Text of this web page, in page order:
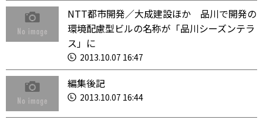
NTT都市開発／大成建設ほか 品川で開発の
環境配慮型ビルの名称が「品川シーズンテラ
ス」に
2013.10.07 16:47
編集後記
2013.10.07 16:44